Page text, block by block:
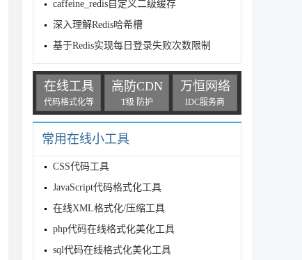
caffeine_redis自定义二级缓存
深入理解Redis哈希槽
基于Redis实现每日登录失败次数限制
在线工具
代码格式化等
高防CDN
T级 防护
万恒网络
IDC服务商
常用在线小工具
CSS代码工具
JavaScript代码格式化工具
在线XML格式化/压缩工具
php代码在线格式化美化工具
sql代码在线格式化美化工具